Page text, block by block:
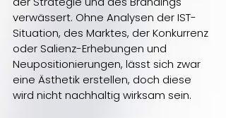
verwässert. Ohne Analysen der IST-
Situation, des Marktes, der Konkurrenz
oder Salienz-Erhebungen und
Neupositionierungen, lässt sich zwar
eine Ästhetik erstellen, doch diese
wird nicht nachhaltig wirksam sein.